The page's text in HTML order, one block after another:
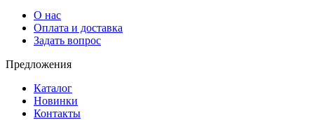
О нас
Оплата и доставка
Задать вопрос
Предложения
Каталог
Новинки
Контакты